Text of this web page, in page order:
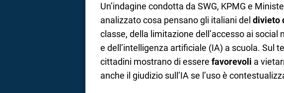
Un’indagine condotta da SWG, KPMG e
analizzato cosa pensano gli italiani del divieto
classe, della limitazione dell’accesso ai social
e dell’intelligenza artificiale (IA) a scuola. Sul
cittadini mostrano di essere favorevoli a
anche il giudizio sull’IA se l’uso è